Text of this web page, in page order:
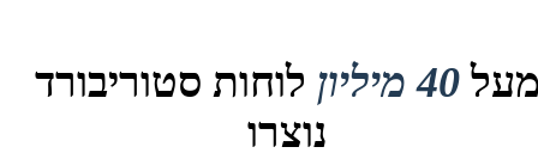
40 מיליון
לוחות סטוריבורד
נוצרו